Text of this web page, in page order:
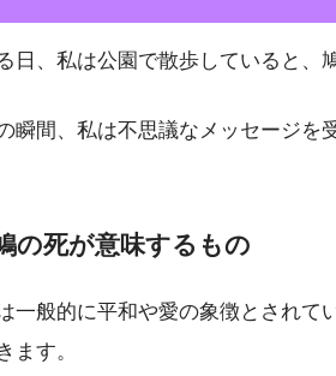
日、私は公園で散歩していると、
瞬間、私は不思議なメッセージを
の死が意味するもの
一般的に平和や愛の象徴とされて
ます。